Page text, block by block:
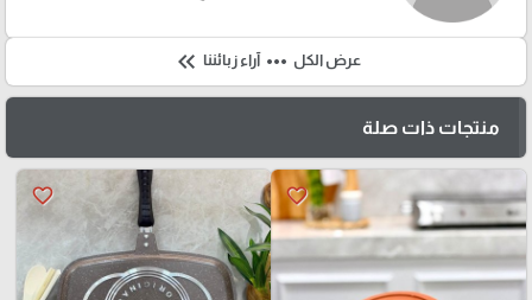
عرض الكل more_horiz آراء زبائننا keyboard_double_arrow_left
منتجات ذات صلة
favorite_border
favorite_border